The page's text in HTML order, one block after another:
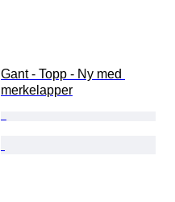
Gant - Topp - Ny med
merkelapper